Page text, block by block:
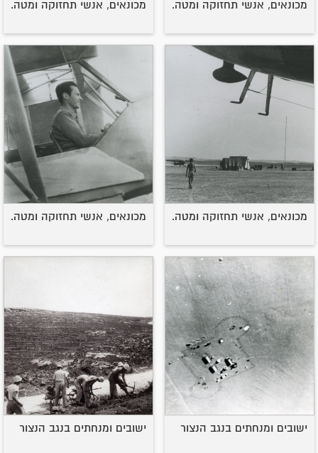
מכונאים, אנשי תחזוקה ומטה. מכונאים, אנשי תחזוקה ומטה.
מכונאים, אנשי תחזוקה ומטה. מכונאים, אנשי תחזוקה ומטה.
ישובים ומנחתים בנגב הנצור ישובים ומנחתים בנגב הנצור